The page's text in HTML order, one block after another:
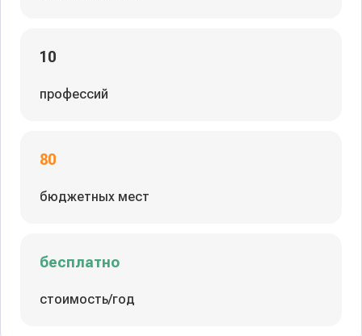
10
профессий
80
бюджетных мест
бесплатно
стоимость/год